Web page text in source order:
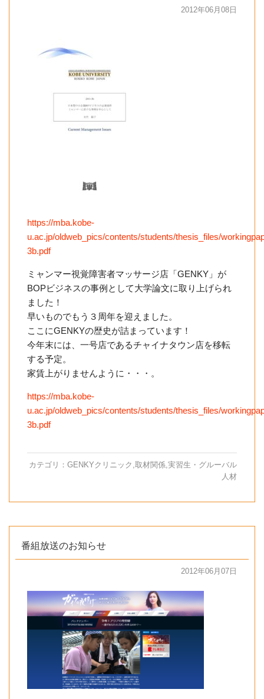
2012年06月08日
https://mba.kobe-
u.ac.jp/oldweb_pics/contents/students/thesis_files/
3b.pdf
ミャンマー視覚障害者マッサージ店「GENKY」が
BOPビジネスの事例として大学論文に取り上げられ
ました！
早いものでもう３周年を迎えました。
ここにGENKYの歴史が詰まっています！
今年末には、一号店であるチャイナタウン店を移転
する予定。
家賃上がりませんように・・・。
https://mba.kobe-
u.ac.jp/oldweb_pics/contents/students/thesis_files/
3b.pdf
カテゴリ： GENKYクリニック 取材関係 実習生・グルーバル
人材
番組放送のお知らせ
2012年06月07日